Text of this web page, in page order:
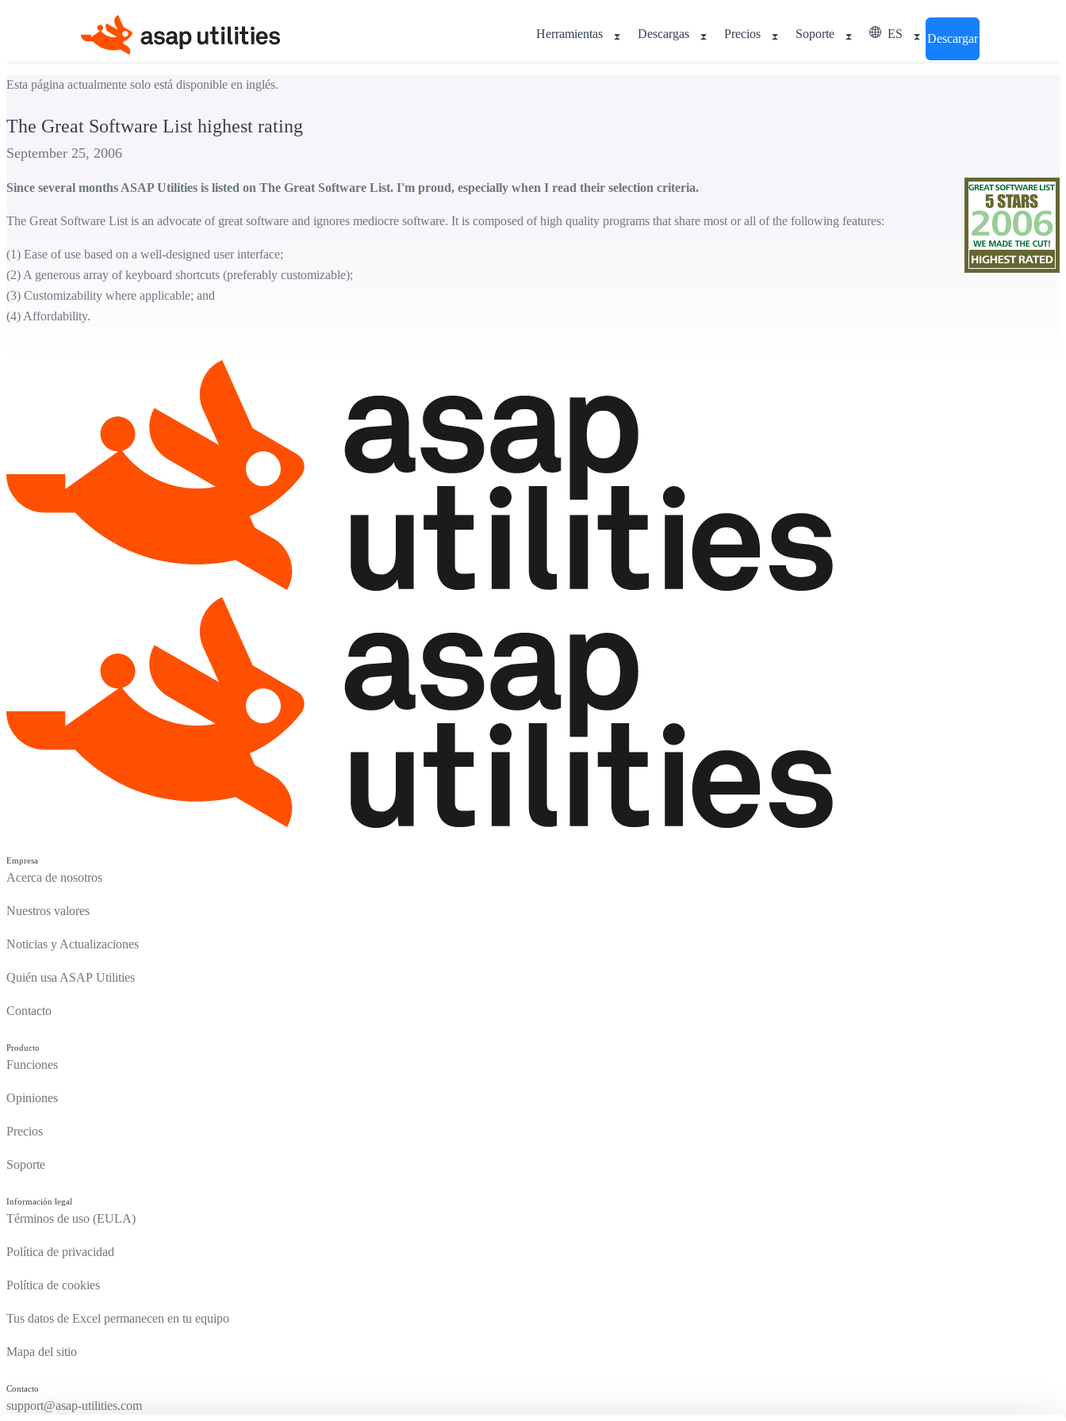
Herramientas Descargas Precios Soporte ES Descargar
Esta página actualmente solo está disponible en inglés.
The Great Software List highest rating
September 25, 2006
Since several months ASAP Utilities is listed on The Great Software List. I'm proud, especially when I read their selection criteria.
The Great Software List is an advocate of great software and ignores mediocre software. It is composed of high quality programs that share most or all of the following features:
(1) Ease of use based on a well-designed user interface;
(2) A generous array of keyboard shortcuts (preferably customizable);
(3) Customizability where applicable; and
(4) Affordability.
Empresa
Acerca de nosotros
Nuestros valores
Noticias y Actualizaciones
Quién usa ASAP Utilities
Contacto
Producto
Funciones
Opiniones
Precios
Soporte
Información legal
Términos de uso (EULA)
Política de privacidad
Política de cookies
Tus datos de Excel permanecen en tu equipo
Mapa del sitio
Contacto
support@asap-utilities.com